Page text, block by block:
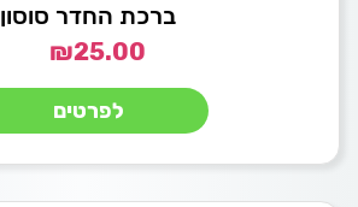
ברכת החדר סוסון
₪25.00
לפרטים